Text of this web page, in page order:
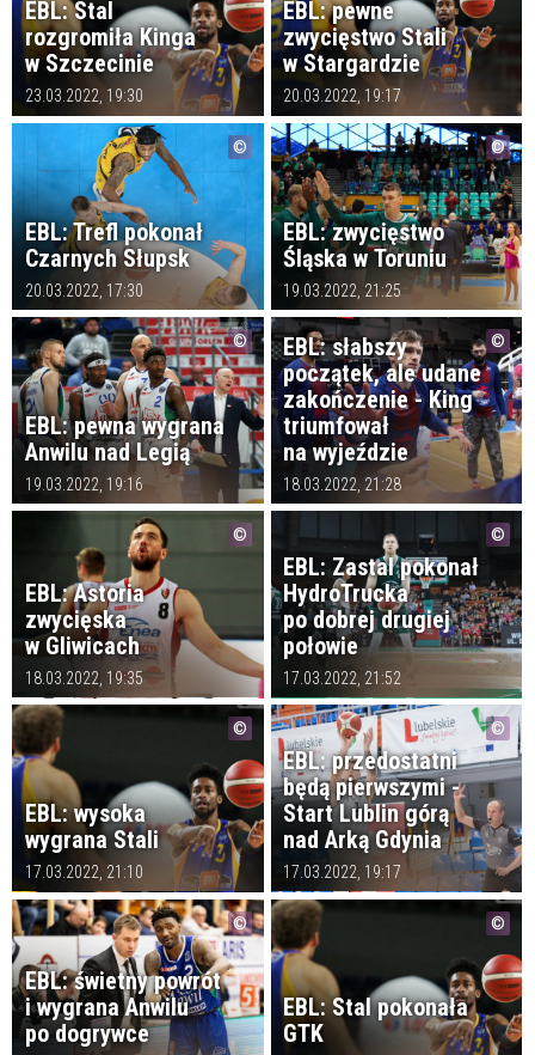
EBL: Stal
rozgromiła Kinga
w Szczecinie
23.03.2022, 19:30
EBL: pewne
zwycięstwo Stali
w Stargardzie
20.03.2022, 19:17
EBL: Trefl pokonał
Czarnych Słupsk
20.03.2022, 17:30
EBL: zwycięstwo
Śląska w Toruniu
19.03.2022, 21:25
EBL: pewna wygrana
Anwilu nad Legią
19.03.2022, 19:16
EBL: słabszy
początek, ale udane
zakończenie - King
triumfował
na wyjeździe
18.03.2022, 21:28
EBL: Astoria
zwycięska
w Gliwicach
18.03.2022, 19:35
EBL: Zastal pokonał
HydroTrucka
po dobrej drugiej
połowie
17.03.2022, 21:52
EBL: wysoka
wygrana Stali
17.03.2022, 21:10
EBL: przedostatni
będą pierwszymi -
Start Lublin górą
nad Arką Gdynia
17.03.2022, 19:17
EBL: świetny powrót
i wygrana Anwilu
po dogrywce
EBL: Stal pokonała
GTK